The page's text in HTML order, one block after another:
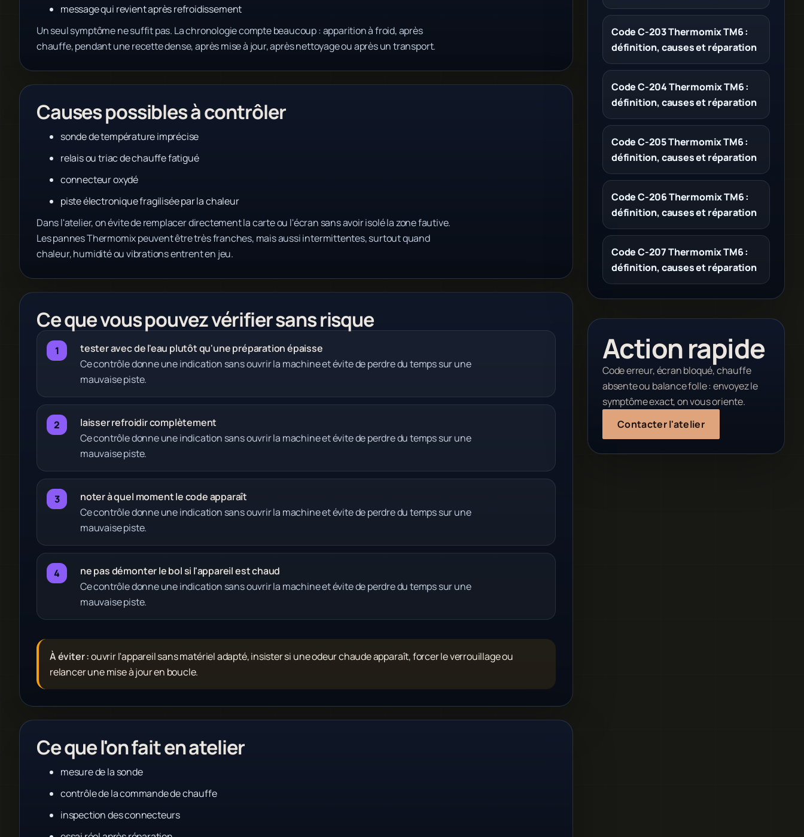
message qui revient après refroidissement
Un seul symptôme ne suffit pas. La chronologie compte beaucoup : apparition à froid, après
chauffe, pendant une recette dense, après mise à jour, après nettoyage ou après un transport.
Causes possibles à contrôler
sonde de température imprécise
relais ou triac de chauffe fatigué
connecteur oxydé
piste électronique fragilisée par la chaleur
Dans l'atelier, on évite de remplacer directement la carte ou l'écran sans avoir isolé la zone fautive.
Les pannes Thermomix peuvent être très franches, mais aussi intermittentes, surtout quand
chaleur, humidité ou vibrations entrent en jeu.
Ce que vous pouvez vérifier sans risque
tester avec de l'eau plutôt qu'une préparation épaisse
Ce contrôle donne une indication sans ouvrir la machine et évite de perdre du temps sur une
mauvaise piste.
laisser refroidir complètement
Ce contrôle donne une indication sans ouvrir la machine et évite de perdre du temps sur une
mauvaise piste.
noter à quel moment le code apparaît
Ce contrôle donne une indication sans ouvrir la machine et évite de perdre du temps sur une
mauvaise piste.
ne pas démonter le bol si l'appareil est chaud
Ce contrôle donne une indication sans ouvrir la machine et évite de perdre du temps sur une
mauvaise piste.
À éviter :ouvrir l'appareil sans matériel adapté, insister si une odeur chaude apparaît, forcer le verrouillage ou
relancer une mise à jour en boucle.
Ce que l'on fait en atelier
mesure de la sonde
contrôle de la commande de chauffe
inspection des connecteurs
Code C-203 Thermomix TM6 :
définition, causes et réparation
Code C-204 Thermomix TM6 :
définition, causes et réparation
Code C-205 Thermomix TM6 :
définition, causes et réparation
Code C-206 Thermomix TM6 :
définition, causes et réparation
Code C-207 Thermomix TM6 :
définition, causes et réparation
Action rapide
Code erreur, écran bloqué, chauffe
absente ou balance folle : envoyez le
symptôme exact, on vous oriente.
Contacter l'atelier